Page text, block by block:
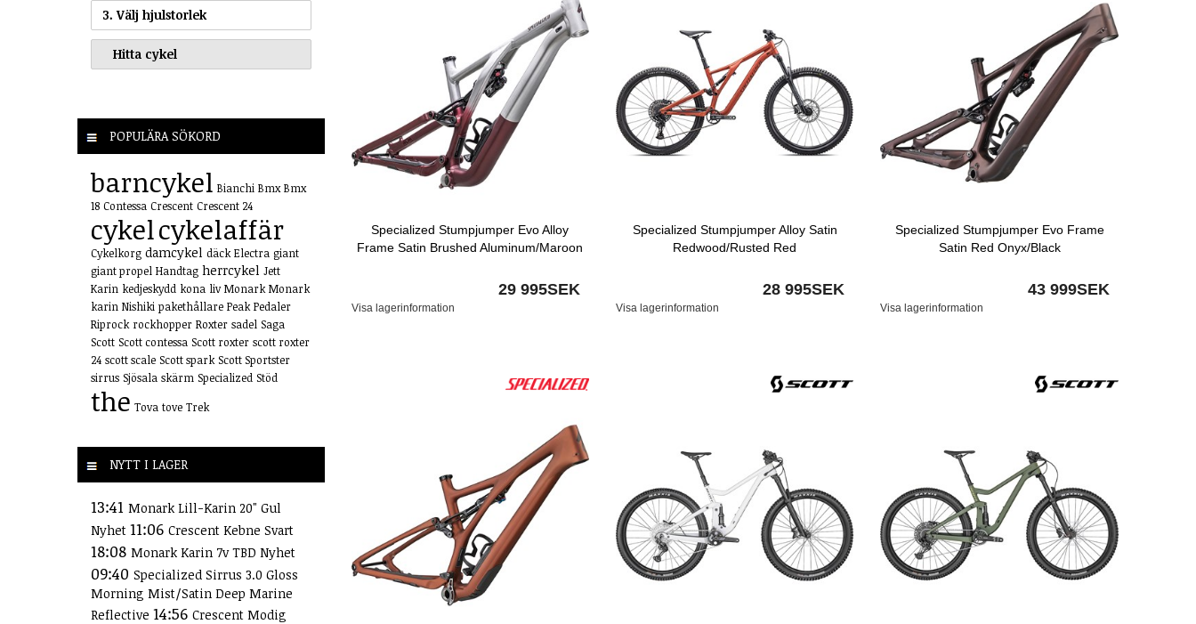
3. Välj hjulstorlek
POPULÄRA SÖKORD
barncykel Bianchi Bmx Bmx
18 Contessa Crescent Crescent 24
cykelcykelaffär
Cykelkorg damcykel däck Electra giant
giant propel Handtag herrcykel Jett
Karin kedjeskydd kona liv Monark Monark
karin Nishiki pakethållare Peak Pedaler
Riprock rockhopper Roxter sadel Saga
Scott Scott contessa Scott roxter scott roxter
24 scott scale Scott spark Scott Sportster
sirrus Sjösala skärm Specialized Stöd
the Tova tove Trek
NYTT I LAGER
13:41 Monark Lill-Karin 20" Gul
Nyhet 11:06 Crescent Kebne Svart
18:08 Monark Karin 7v TBD Nyhet
09:40 Specialized Sirrus 3.0 Gloss
Morning Mist/Satin Deep Marine
Reflective 14:56 Crescent Modig
Specialized Stumpjumper Evo Alloy
Frame Satin Brushed Aluminum/Maroon
29 995SEK
Visa lagerinformation
Specialized Stumpjumper Alloy Satin
Redwood/Rusted Red
28 995SEK
Visa lagerinformation
Specialized Stumpjumper Evo Frame
Satin Red Onyx/Black
43 999SEK
Visa lagerinformation